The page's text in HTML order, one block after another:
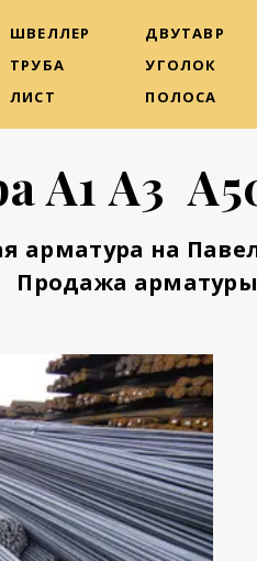
ШВЕЛЛЕР
ТРУБА
ЛИСТ
ДВУТАВР
УГОЛОК
ПОЛОСА
А1 А3
арматура на
Продажа